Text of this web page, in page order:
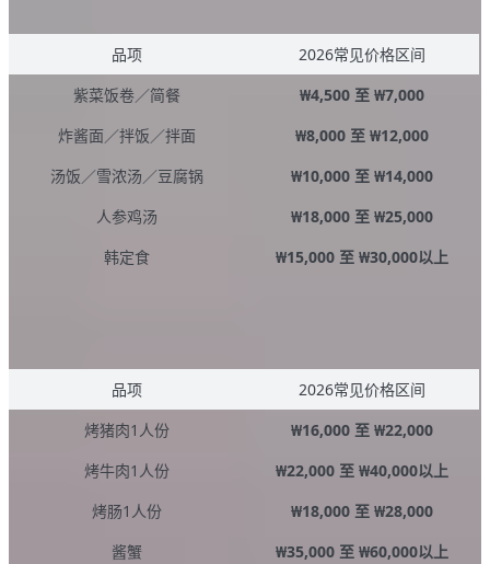
品项
2026常见价格区间
紫菜饭卷／简餐
₩4,500 至 ₩7,000
炸酱面／拌饭／拌面
₩8,000 至 ₩12,000
汤饭／雪浓汤／豆腐锅
₩10,000 至 ₩14,000
人参鸡汤
₩18,000 至 ₩25,000
韩定食
₩15,000 至 ₩30,000以上
品项
2026常见价格区间
烤猪肉1人份
₩16,000 至 ₩22,000
烤牛肉1人份
₩22,000 至 ₩40,000以上
烤肠1人份
₩18,000 至 ₩28,000
酱蟹
₩35,000 至 ₩60,000以上